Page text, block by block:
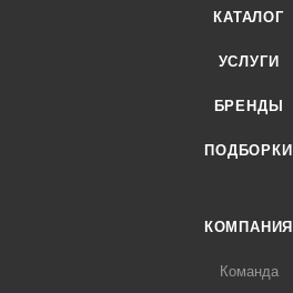
КАТАЛОГ
УСЛУГИ
БРЕНДЫ
ПОДБОРКИ
КОМПАНИЯ
Команда